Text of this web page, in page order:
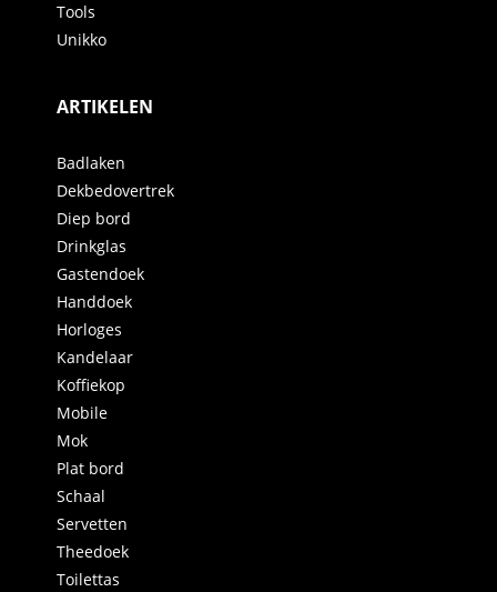
Tools
Unikko
ARTIKELEN
Badlaken
Dekbedovertrek
Diep bord
Drinkglas
Gastendoek
Handdoek
Horloges
Kandelaar
Koffiekop
Mobile
Mok
Plat bord
Schaal
Servetten
Theedoek
Toilettas